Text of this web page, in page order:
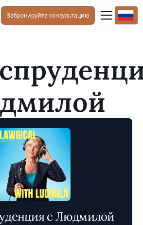
Забронируйте консультацию
с Людмилой